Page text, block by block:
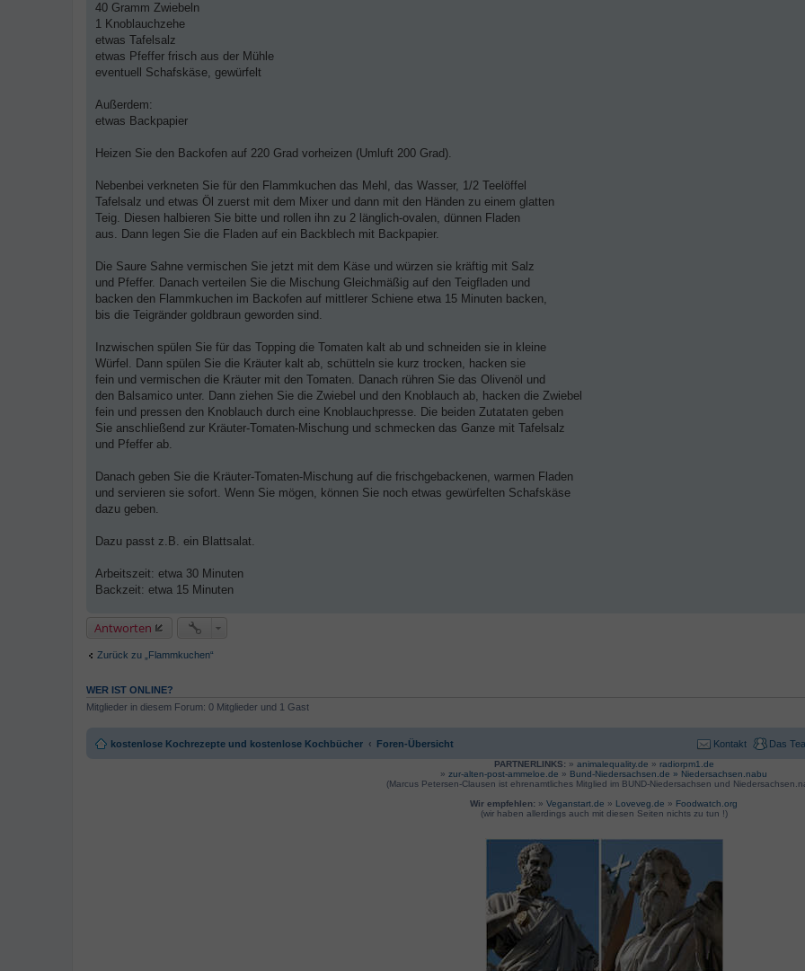
40 Gramm Zwiebeln
1 Knoblauchzehe
etwas Tafelsalz
etwas Pfeffer frisch aus der Mühle
eventuell Schafskäse, gewürfelt
Außerdem:
etwas Backpapier
Heizen Sie den Backofen auf 220 Grad vorheizen (Umluft 200 Grad).
Nebenbei verkneten Sie für den Flammkuchen das Mehl, das Wasser, 1/2 Teelöffel
Tafelsalz und etwas Öl zuerst mit dem Mixer und dann mit den Händen zu einem glatten
Teig. Diesen halbieren Sie bitte und rollen ihn zu 2 länglich-ovalen, dünnen Fladen
aus. Dann legen Sie die Fladen auf ein Backblech mit Backpapier.
Die Saure Sahne vermischen Sie jetzt mit dem Käse und würzen sie kräftig mit Salz
und Pfeffer. Danach verteilen Sie die Mischung Gleichmäßig auf den Teigfladen und
backen den Flammkuchen im Backofen auf mittlerer Schiene etwa 15 Minuten backen,
bis die Teigränder goldbraun geworden sind.
Inzwischen spülen Sie für das Topping die Tomaten kalt ab und schneiden sie in kleine
Würfel. Dann spülen Sie die Kräuter kalt ab, schütteln sie kurz trocken, hacken sie
fein und vermischen die Kräuter mit den Tomaten. Danach rühren Sie das Olivenöl und
den Balsamico unter. Dann ziehen Sie die Zwiebel und den Knoblauch ab, hacken die Zwiebel
fein und pressen den Knoblauch durch eine Knoblauchpresse. Die beiden Zutataten geben
Sie anschließend zur Kräuter-Tomaten-Mischung und schmecken das Ganze mit Tafelsalz
und Pfeffer ab.
Danach geben Sie die Kräuter-Tomaten-Mischung auf die frischgebackenen, warmen Fladen
und servieren sie sofort. Wenn Sie mögen, können Sie noch etwas gewürfelten Schafskäse
dazu geben.
Dazu passt z.B. ein Blattsalat.
Arbeitszeit: etwa 30 Minuten
Backzeit: etwa 15 Minuten
Antworten
Zurück zu „Flammkuchen“
WER IST ONLINE?
Mitglieder in diesem Forum: 0 Mitglieder und 1 Gast
kostenlose Kochrezepte und kostenlose Kochbücher Foren-Übersicht Das
Kontakt
PARTNERLINKS: » animalequality.de » radiorpm1.de
» zur-alten-post-ammeloe.de » Bund-Niedersachsen.de » Niedersachsen.nabu
(Marcus Petersen-Clausen ist ehrenamtliches Mitglied im BUND-Niedersachsen und
Wir empfehlen: » Veganstart.de » Loveveg.de » Foodwatch.org
(wir haben allerdings auch mit diesen Seiten nichts zu tun !)